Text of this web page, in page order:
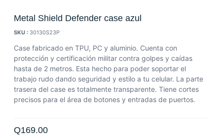
Metal Shield Defender case azul
SKU : 30130S23P
Case fabricado en TPU, PC y aluminio. Cuenta con
protección y certificación militar contra golpes y caídas
hasta de 2 metros. Esta hecho para poder soportar el
trabajo rudo dando seguridad y estilo a tu celular. La parte
trasera del case es totalmente transparente. Tiene cortes
precisos para el área de botones y entradas de puertos.
Q169.00